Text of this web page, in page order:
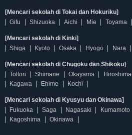
[Mencari sekolah di Tokai dan Hokuriku]
Gifu
Shizuoka Aichi Mie Toyama
[Mencari sekolah di Kinki]
Shiga
Kyoto Osaka Hyogo Nara
[Mencari sekolah di Chugoku dan Shikoku]
Tottori
Shimane Okayama Hiroshima
Kagawa
Ehime Kochi
[Mencari sekolah di Kyusyu dan Okinawa]
Fukuoka
Saga Nagasaki Kumamoto
Kagoshima
Okinawa